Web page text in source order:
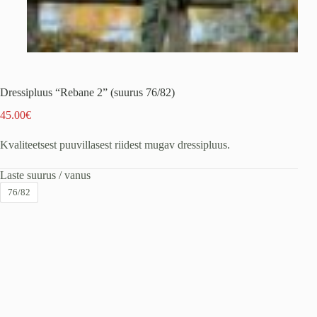
Dressipluus “Rebane 2” (suurus 76/82)
45.00€
Kvaliteetsest puuvillasest riidest mugav dressipluus.
Laste suurus / vanus
76/82